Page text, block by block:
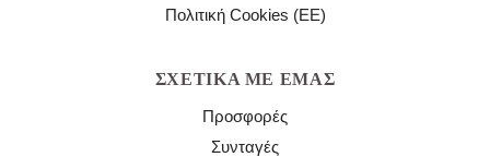
Πολιτική Cookies (ΕΕ)
ΣΧΕΤΙΚΆ ΜΕ ΕΜΆΣ
Προσφορές
Συνταγές